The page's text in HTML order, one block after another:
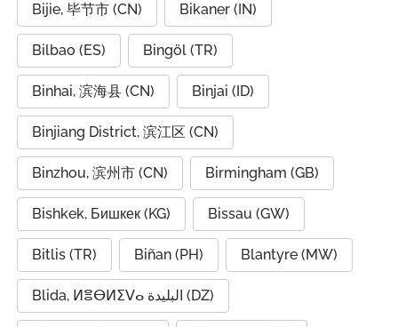
Bijie, 毕节市 (CN) Bikaner (IN)
Bilbao (ES) Bingöl (TR)
Binhai, 滨海县 (CN) Binjai (ID)
Binjiang District, 滨江区 (CN)
Binzhou, 滨州市 (CN) Birmingham (GB)
Bishkek, Бишкек (KG) Bissau (GW)
Bitlis (TR) Biñan (PH) Blantyre (MW)
Blida, ⵍⴻⴱⵍⵉⴸⴰ البليدة (DZ)